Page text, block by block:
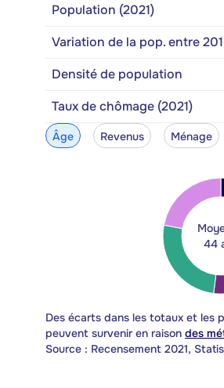
Population (2021)
Variation de la pop. entre
Densité de population
Taux de chômage (2021)
Âge Revenus Ménage
44
Des écarts dans les totaux et les
peuvent survenir en raison des
Source : Recensement 2021,